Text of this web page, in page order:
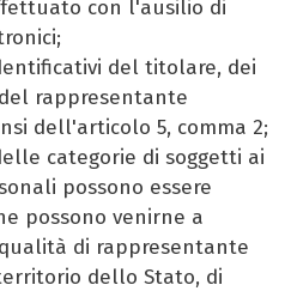
con l'ausilio di
del titolare, dei
rappresentante
dell'articolo 5, comma 2;
categorie di soggetti ai
possono essere
possono venirne a
di rappresentante
dello Stato, di